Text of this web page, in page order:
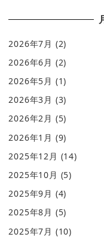
2026年7月 (2)
2026年6月 (2)
2026年5月 (1)
2026年3月 (3)
2026年2月 (5)
2026年1月 (9)
2025年12月 (14)
2025年10月 (5)
2025年9月 (4)
2025年8月 (5)
2025年7月 (10)